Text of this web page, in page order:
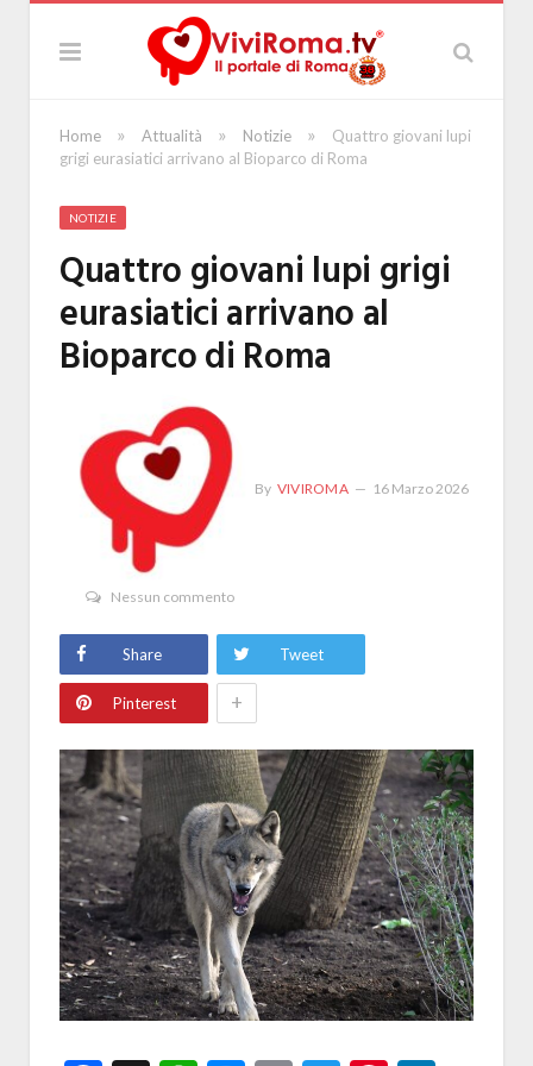
Home » Attualità » Notizie »
Quattro giovani lupi
grigi eurasiatici arrivano al Bioparco di Roma
NOTIZIE
Quattro giovani lupi grigi
eurasiatici arrivano al
Bioparco di Roma
By VIVIROMA 16 Marzo 2026
Nessun commento
Share Tweet
Pinterest +